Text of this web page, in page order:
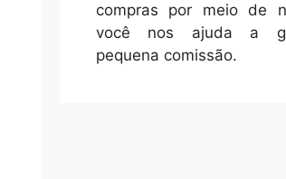
compras por meio de
você nos ajuda a
pequena comissão.